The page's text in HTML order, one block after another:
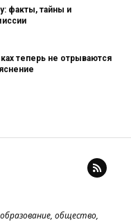
факты, тайны и
теперь не отрываются
общество,